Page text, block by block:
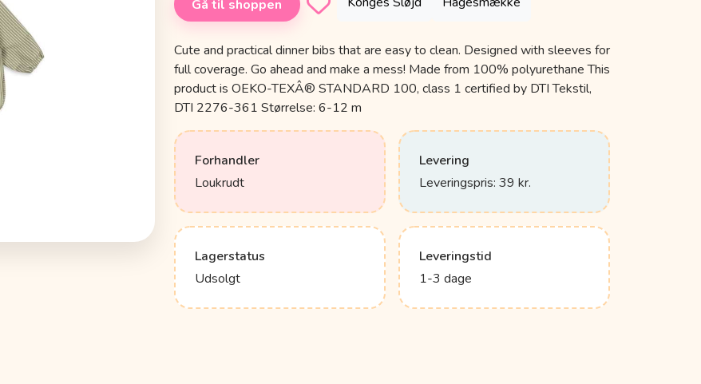
Gå til shoppen
Cute and practical dinner bibs that are easy to clean. Designed with sleeves for
full coverage. Go ahead and make a mess! Made from 100% polyurethane This
product is OEKO-TEXÂ® STANDARD 100, class 1 certified by DTI Tekstil,
DTI 2276-361 Størrelse: 6-12 m
Forhandler
Loukrudt
Levering
Leveringspris: 39 kr.
Lagerstatus
Udsolgt
Leveringstid
1-3 dage